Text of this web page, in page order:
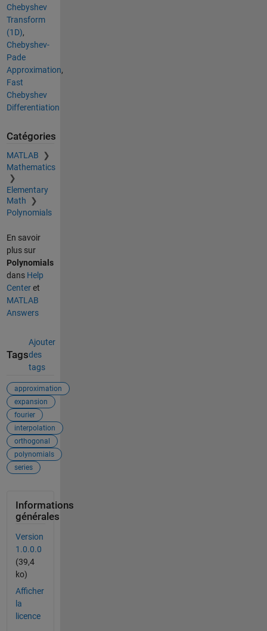
Chebyshev
Transform
(1D),
Chebyshev-
Pade
Approximation,
Fast
Chebyshev
Differentiation
Catégories
MATLAB
Mathematics
Elementary
Math
Polynomials
En savoir
plus sur
Polynomials
dans Help
Centeret
MATLAB
Answers
Tags
Ajouter
des
tags
approximation
expansion
fourier
interpolation
orthogonal
polynomials
series
Informations
générales
Version
1.0.0.0
(39,4
ko)
Afficher
la
licence